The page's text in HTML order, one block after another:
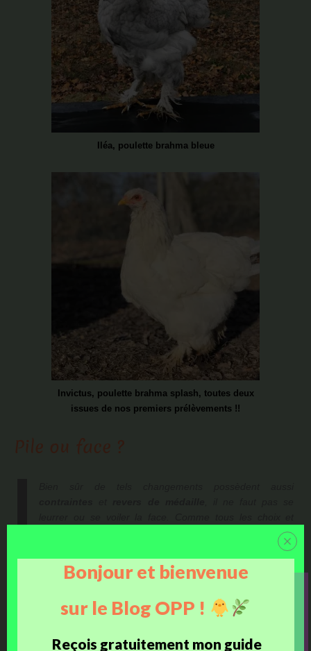
Iléa, poulette brahma bleue
Invictus, poulette brahma splash, toutes deux
issues de nos premiers prélèvements !!
décisions que nous faisons au cours de notre existence, il
Chacun oriente ses actions en fonction de ses réflexions, opinions, et
style de vie. Estimer les avantages et les inconvénients, avant de
tout bouleverser. Savoir qu’il y aura quand même des moments
Bonjour et bienvenue
sur le Blog OPP !
Reçois gratuitement mon guide